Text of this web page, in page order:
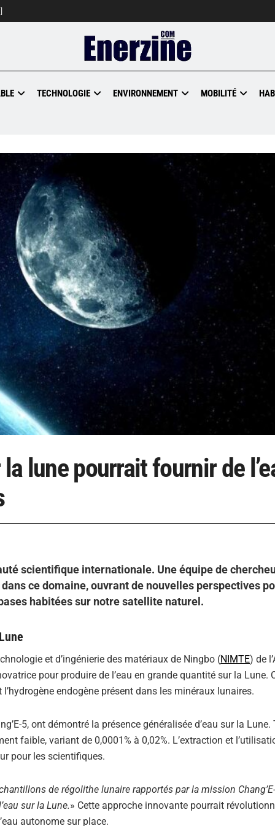
TECHNOLOGIE ENVIRONNEMENT MOBILITÉ
lune pourrait fournir de
scientifique internationale. Une équipe de
ce domaine, ouvrant de nouvelles perspectives
habitées sur notre satellite naturel.
et d’ingénierie des matériaux de Ningbo (NIMTE) de
pour produire de l’eau en grande quantité sur la Lune.
endogène présent dans les minéraux lunaires.
5, ont démontré la présence généralisée d’eau sur la
faible, variant de 0,0001% à 0,02%. L’extraction et
pour les scientifiques.
de régolithe lunaire rapportés par la mission
sur la Lune.» Cette approche innovante pourrait
autonome sur place.